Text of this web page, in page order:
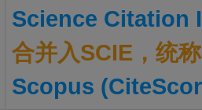
Science Citation
合并入SCIE，统
Scopus